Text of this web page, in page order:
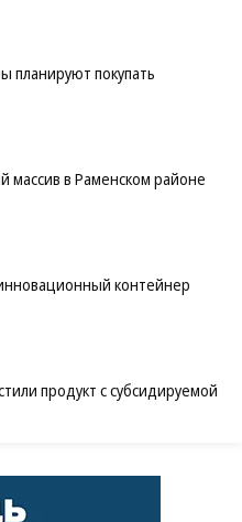
планируют покупать
массив в Раменском районе
контейнер
продукт с субсидируемой